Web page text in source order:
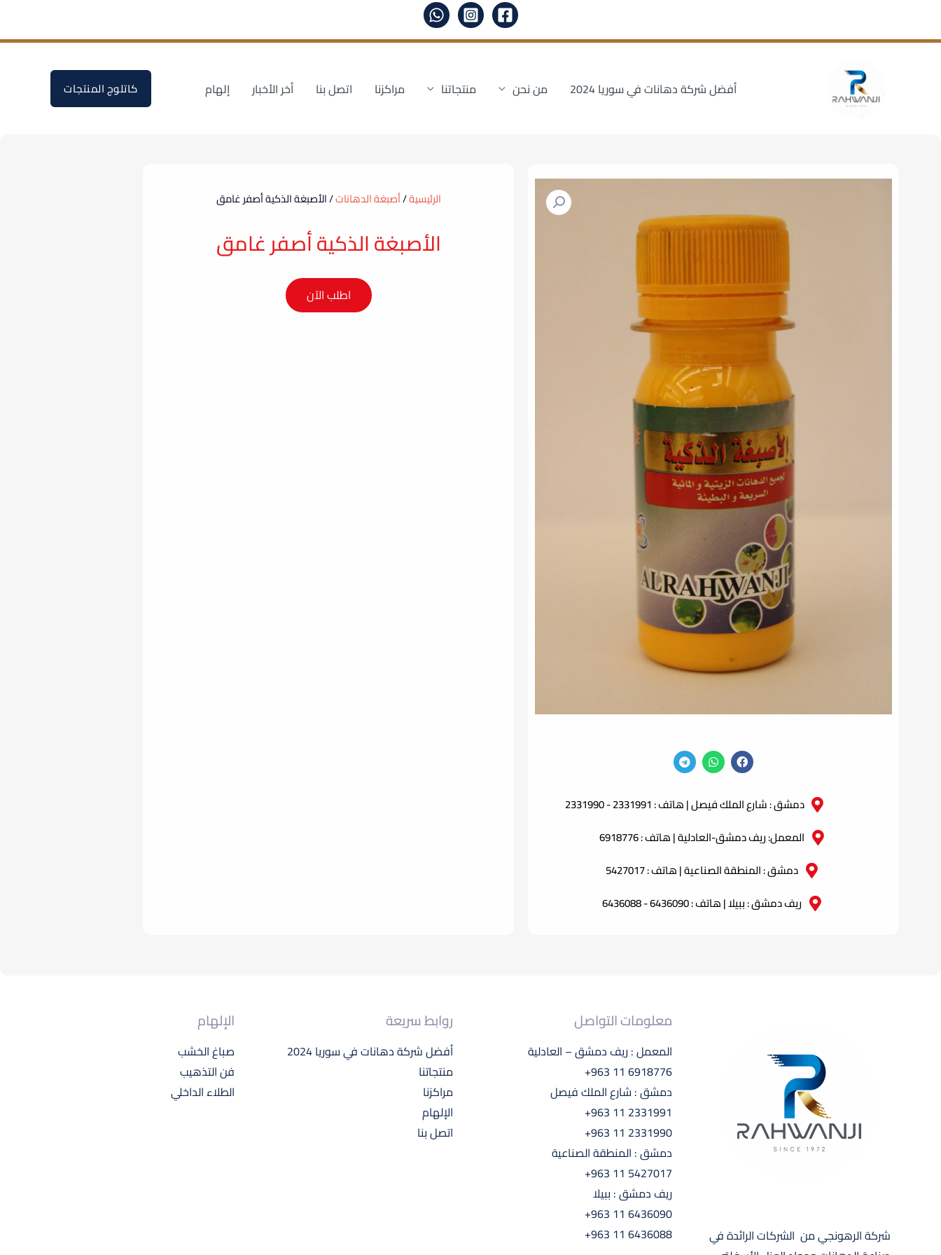
أفضل شركة دهانات في سوريا 2024 من نحن منتجاتنا مراكزنا اتصل بنا أخر الأخبار إلهام كاتلوج المنتجات
دمشق : شارع الملك فيصل | هاتف : 2331991 - 2331990
المعمل: ريف دمشق-العادلية | هاتف : 6918776
دمشق : المنطقة الصناعية | هاتف : 5427017
ريف دمشق : ببيلا | هاتف : 6436090 - 6436088
الرئيسية/أصبغة الدهانات/ الأصبغة الذكية أصفر غامق
الأصبغة الذكية أصفر غامق
اطلب الآن
شركة الرهونجي من الشركات الرائدة في
معلومات التواصل
المعمل : ريف دمشق – العادلية
+963 11 6918776
دمشق : شارع الملك فيصل
+963 11 2331991
+963 11 2331990
دمشق : المنطقة الصناعية
+963 11 5427017
ريف دمشق : ببيلا
+963 11 6436090
+963 11 6436088
روابط سريعة
أفضل شركة دهانات في سوريا 2024
منتجاتنا
مراكزنا
الإلهام
اتصل بنا
الإلهام
صباغ الخشب
فن التذهيب
الطلاء الداخلي